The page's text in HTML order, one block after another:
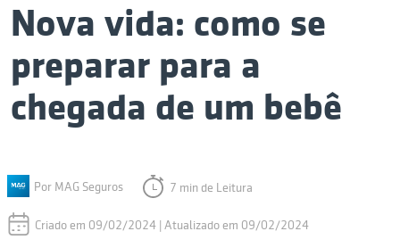
Nova vida: como se
preparar para a
chegada de um bebê
Por MAG Seguros 7 min de Leitura
Criado em 09/02/2024 | Atualizado em 09/02/2024